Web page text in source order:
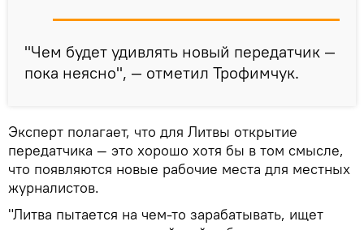
"Чем будет удивлять новый передатчик —
пока неясно", — отметил Трофимчук.
Эксперт полагает, что для Литвы открытие
передатчика — это хорошо хотя бы в том смысле,
что появляются новые рабочие места для местных
журналистов.
"Литва пытается на чем-то зарабатывать, ищет